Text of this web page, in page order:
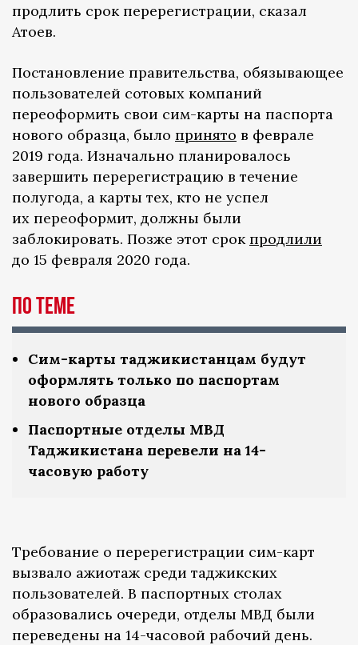
продлить срок перерегистрации, сказал
Атоев.
Постановление правительства, обязывающее
пользователей сотовых компаний
переоформить свои сим-карты на паспорта
нового образца, было принято в феврале
2019 года. Изначально планировалось
завершить перерегистрацию в течение
полугода, а карты тех, кто не успел
их переоформит, должны были
заблокировать. Позже этот срок продлили
до 15 февраля 2020 года.
по теме
Сим-карты таджикистанцам будут
оформлять только по паспортам
нового образца
Паспортные отделы МВД
Таджикистана перевели на 14-
часовую работу
Требование о перерегистрации сим-карт
вызвало ажиотаж среди таджикских
пользователей. В паспортных столах
образовались очереди, отделы МВД были
переведены на 14-часовой рабочий день.